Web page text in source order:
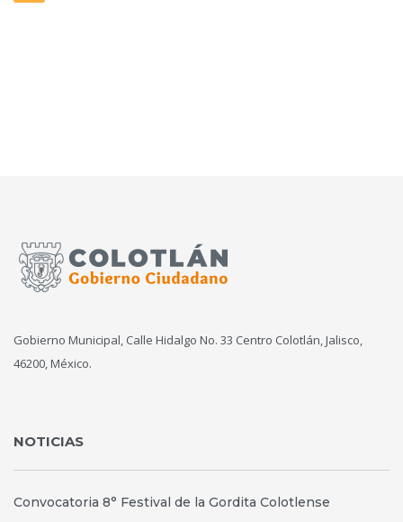
Gobierno Municipal, Calle Hidalgo No. 33 Centro Colotlán, Jalisco,
46200, México.
NOTICIAS
Convocatoria 8° Festival de la Gordita Colotlense